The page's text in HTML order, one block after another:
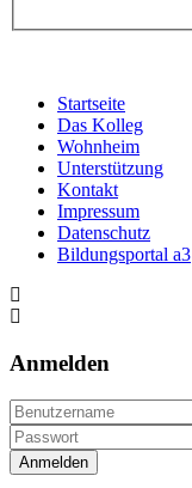
Startseite
Das Kolleg
Wohnheim
Unterstützung
Kontakt
Impressum
Datenschutz
Bildungsportal a3
Anmelden
Anmelden